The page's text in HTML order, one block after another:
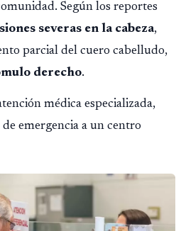
Según los reportes
severas en la cabeza,
parcial del cuero cabelludo,
derecho.
médica especializada,
emergencia a un centro